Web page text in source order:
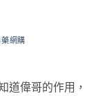
網購
道偉哥的作用，